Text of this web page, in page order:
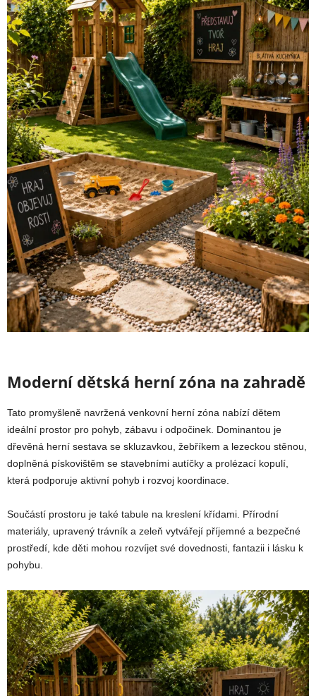
Moderní dětská herní zóna na zahradě
Tato promyšleně navržená venkovní herní zóna nabízí dětem
ideální prostor pro pohyb, zábavu i odpočinek. Dominantou je
dřevěná herní sestava se skluzavkou, žebříkem a lezeckou stěnou,
doplněná pískovištěm se stavebními autíčky a prolézací kopulí,
která podporuje aktivní pohyb i rozvoj koordinace.
Součástí prostoru je také tabule na kreslení křídami. Přírodní
materiály, upravený trávník a zeleň vytvářejí příjemné a bezpečné
prostředí, kde děti mohou rozvíjet své dovednosti, fantazii i lásku k
pohybu.